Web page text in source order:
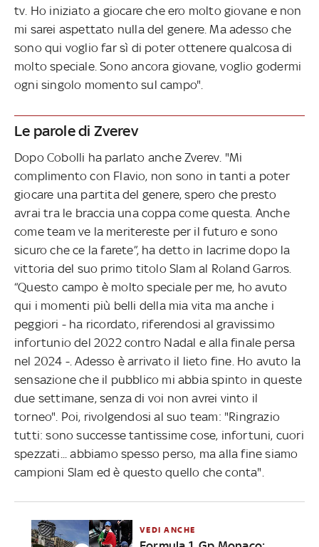
tv. Ho iniziato a giocare che ero molto giovane e non
mi sarei aspettato nulla del genere. Ma adesso che
sono qui voglio far sì di poter ottenere qualcosa di
molto speciale. Sono ancora giovane, voglio godermi
ogni singolo momento sul campo".
Le parole di Zverev
Dopo Cobolli ha parlato anche Zverev. "Mi
complimento con Flavio, non sono in tanti a poter
giocare una partita del genere, spero che presto
avrai tra le braccia una coppa come questa. Anche
come team ve la meritereste per il futuro e sono
sicuro che ce la farete”, ha detto in lacrime dopo la
vittoria del suo primo titolo Slam al Roland Garros.
“Questo campo è molto speciale per me, ho avuto
qui i momenti più belli della mia vita ma anche i
peggiori - ha ricordato, riferendosi al gravissimo
infortunio del 2022 contro Nadal e alla finale persa
nel 2024 -. Adesso è arrivato il lieto fine. Ho avuto la
sensazione che il pubblico mi abbia spinto in queste
due settimane, senza di voi non avrei vinto il
torneo". Poi, rivolgendosi al suo team: "Ringrazio
tutti: sono successe tantissime cose, infortuni, cuori
spezzati... abbiamo spesso perso, ma alla fine siamo
campioni Slam ed è questo quello che conta".
VEDI ANCHE